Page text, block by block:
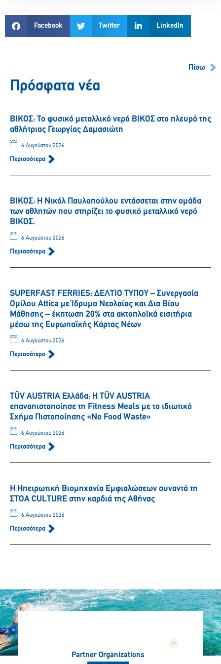
Facebook Twitter LinkedIn
Πίσω
Πρόσφατα νέα
ΒΙΚΟΣ: Το φυσικό μεταλλικό νερό ΒΙΚΟΣ στο πλευρό της
αθλήτριας Γεωργίας Δαμασιώτη
6 Αυγούστου 2026
Περισσότερα
ΒΙΚΟΣ: Η Νικόλ Παυλοπούλου εντάσσεται στην ομάδα
των αθλητών που στηρίζει το φυσικό μεταλλικό νερό
ΒΙΚΟΣ.
6 Αυγούστου 2026
Περισσότερα
SUPERFAST FERRIES: ΔΕΛΤΙΟ ΤΥΠΟΥ – Συνεργασία
Ομίλου Attica με Ίδρυμα Νεολαίας και Δια Βίου
Μάθησης – έκπτωση 20% στα ακτοπλοϊκά εισιτήρια
μέσω της Ευρωπαϊκής Κάρτας Νέων
6 Αυγούστου 2026
Περισσότερα
TÜV AUSTRIA Ελλάδα: Η TÜV AUSTRIA
επαναπιστοποίησε τη Fitness Meals με το ιδιωτικό
Σχήμα Πιστοποίησης «No Food Waste»
6 Αυγούστου 2026
Περισσότερα
Η Ηπειρωτική Βιομηχανία Εμφιαλώσεων συναντά τη
ΣΤΟΑ CULTURE στην καρδιά της Αθήνας
6 Αυγούστου 2026
Περισσότερα
Partner Organizations